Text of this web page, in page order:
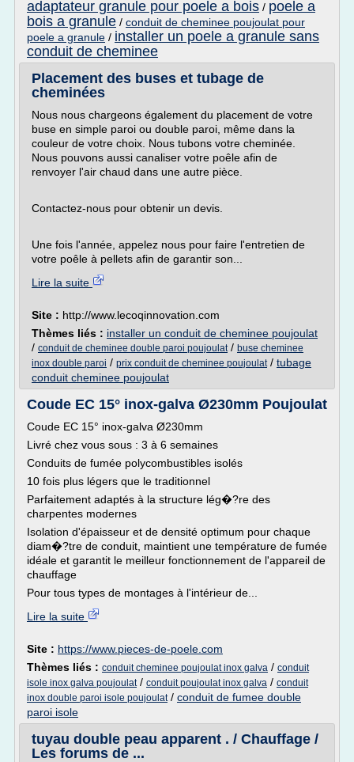
adaptateur granule pour poele a bois / poele a
bois a granule / conduit de cheminee poujoulat pour
poele a granule / installer un poele a granule sans
conduit de cheminee
Placement des buses et tubage de
cheminées
Nous nous chargeons également du placement de votre
buse en simple paroi ou double paroi, même dans la
couleur de votre choix. Nous tubons votre cheminée.
Nous pouvons aussi canaliser votre poêle afin de
renvoyer l'air chaud dans une autre pièce.
Contactez-nous pour obtenir un devis.
Une fois l'année, appelez nous pour faire l'entretien de
votre poêle à pellets afin de garantir son...
Lire la suite
Site : http://www.lecoqinnovation.com
Thèmes liés : installer un conduit de cheminee poujoulat
/ conduit de cheminee double paroi poujoulat/ buse cheminee
inox double paroi / prix conduit de cheminee poujoulat/ tubage
conduit cheminee poujoulat
Coude EC 15° inox-galva Ø230mm Poujoulat
Coude EC 15° inox-galva Ø230mm
Livré chez vous sous : 3 à 6 semaines
Conduits de fumée polycombustibles isolés
10 fois plus légers que le traditionnel
Parfaitement adaptés à la structure lég�?re des
charpentes modernes
Isolation d'épaisseur et de densité optimum pour chaque
diam�?tre de conduit, maintient une température de fumée
idéale et garantit le meilleur fonctionnement de l'appareil de
chauffage
Pour tous types de montages à l'intérieur de...
Lire la suite
Site : https://www.pieces-de-poele.com
Thèmes liés : conduit cheminee poujoulat inox galva / conduit
isole inox galva poujoulat/ conduit poujoulat inox galva / conduit
inox double paroi isole poujoulat/ conduit de fumee double
paroi isole
tuyau double peau apparent . / Chauffage /
Les forums de ...